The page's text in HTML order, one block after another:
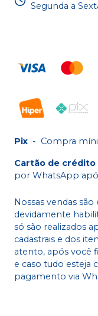
Segunda a
Pix - Compra
Cartão de crédito
por WhatsApp
Nossas vendas
devidamente
só são realizados
cadastrais e dos
atento, após você
e caso tudo esteja
pagamento via